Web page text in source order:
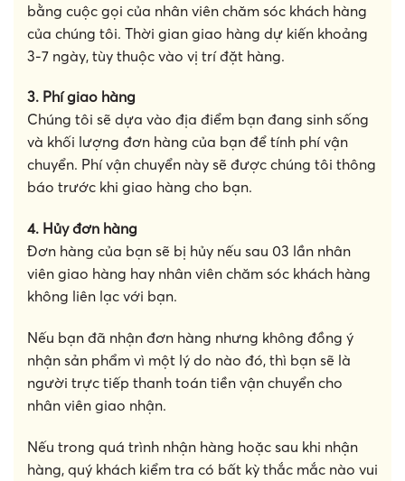
bằng cuộc gọi của nhân viên chăm sóc khách hàng
của chúng tôi. Thời gian giao hàng dự kiến khoảng
3-7 ngày, tùy thuộc vào vị trí đặt hàng.
3. Phí giao hàng
Chúng tôi sẽ dựa vào địa điểm bạn đang sinh sống
và khối lượng đơn hàng của bạn để tính phí vận
chuyển. Phí vận chuyển này sẽ được chúng tôi thông
báo trước khi giao hàng cho bạn.
4. Hủy đơn hàng
Đơn hàng của bạn sẽ bị hủy nếu sau 03 lần nhân
viên giao hàng hay nhân viên chăm sóc khách hàng
không liên lạc với bạn.
Nếu bạn đã nhận đơn hàng nhưng không đồng ý
nhận sản phẩm vì một lý do nào đó, thì bạn sẽ là
người trực tiếp thanh toán tiền vận chuyển cho
nhân viên giao nhận.
Nếu trong quá trình nhận hàng hoặc sau khi nhận
hàng, quý khách kiểm tra có bất kỳ thắc mắc nào vui